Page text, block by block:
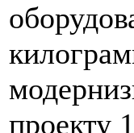
проекту